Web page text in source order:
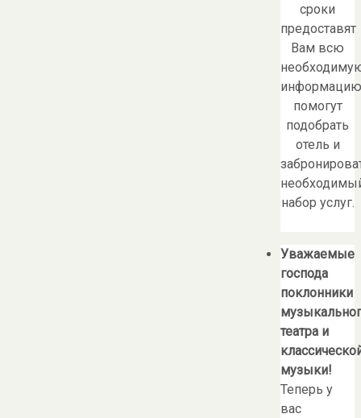
сроки
предоставят
Вам всю
помогут
подобрать
отель и
набор услуг.
Уважаемые
господа
поклонники
театра и
музыки!
Теперь у
вас